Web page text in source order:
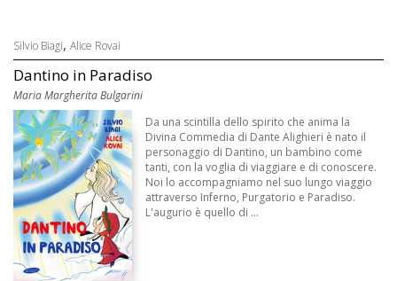
Silvio Biagi, Alice Rovai
Dantino in Paradiso
Maria Margherita Bulgarini
Da una scintilla dello spirito che anima la
Divina Commedia di Dante Alighieri è nato il
personaggio di Dantino, un bambino come
tanti, con la voglia di viaggiare e di conoscere.
Noi lo accompagniamo nel suo lungo viaggio
attraverso Inferno, Purgatorio e Paradiso.
L'augurio è quello di ...